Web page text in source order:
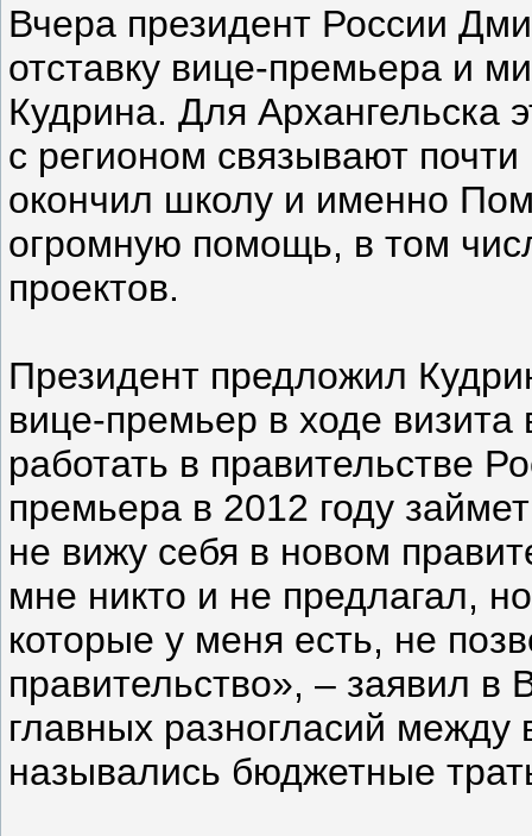
Вчера президент России
отставку вице-премьера и
Кудрина. Для Архангельска
с регионом связывают
окончил школу и именно
огромную помощь, в том
проектов.
Президент предложил
вице-премьер в ходе
работать в правительстве
премьера в 2012 году
не вижу себя в новом
мне никто и не предлагал,
которые у меня есть, не
правительство», – заявил
главных разногласий
назывались бюджетные